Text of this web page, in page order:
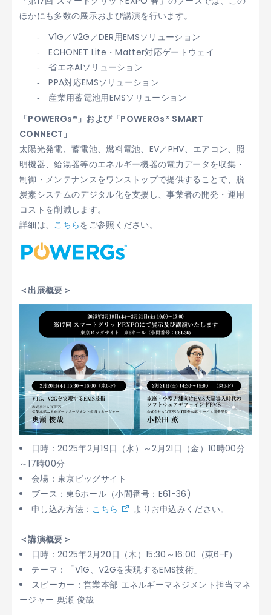
ほかにも多数の展示および講演を行います。
‐ V1G／V2G／DER用EMSソリューション
‐ ECHONET Lite・Matter対応ゲートウェイ
‐ 省エネAIソリューション
‐ PPA対応EMSソリューション
‐ 産業用蓄電池用EMSソリューション
「POWERGs®」および「POWERGs® SMART
CONNECT」
太陽光発電、蓄電池、燃料電池、EV／PHV、エアコン、照
明機器、給湯器等のエネルギー機器の電力データを収集・
制御・メンテナンスをワンストップで提供することで、脱
炭素システムのデジタル化を支援し、事業者の開発・運用
コストを削減します。
詳細は、 こちらをご参照ください。
＜出展概要＞
日時：2025年2月19日（水）～2月21日（金）10時00分
～17時00分
会場：東京ビッグサイト
ブース：東6ホール（小間番号：E61-36)
申し込み方法： こちら よりお申込みください。
＜講演概要＞
日時：2025年2月20日（木）15:30～16:00（東6-F）
テーマ：「V1G、V2Gを実現するEMS技術」
スピーカー：営業本部 エネルギーマネジメント担当マネ
ージャー 奥瀬 俊哉